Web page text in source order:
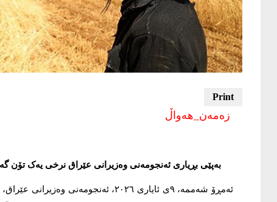
زەمەن_هەواڵ
بەپێی بڕیاری ئەنجومەنی وەزیرانی عێراق نرخی یەک تۆن گەنم لە ٨٥٠ هەزار دینارەوە بۆ ٧٠٠ هەزار دینار
ئەمڕۆ شەممە، ٩ی ئایاری ٢٠٢٦،